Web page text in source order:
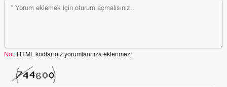
Not: HTML kodlarınız yorumlarınıza eklenmez!